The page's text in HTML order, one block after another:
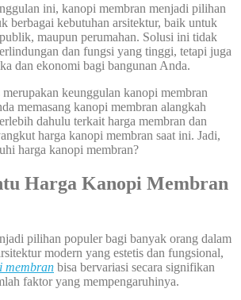
ini, kanopi membran menjadi pilihan
berbagai kebutuhan arsitektur, baik untuk
maupun perumahan. Solusi ini tidak
dan fungsi yang tinggi, tetapi juga
dan ekonomi bagi bangunan Anda.
keunggulan kanopi membran
memasang kanopi membran alangkah
dahulu terkait harga membran dan
harga kanopi membran saat ini. Jadi,
harga kanopi membran?
Harga Kanopi Membran
pilihan populer bagi banyak orang dalam
modern yang estetis dan fungsional,
membran bisa bervariasi secara signifikan
faktor yang mempengaruhinya.